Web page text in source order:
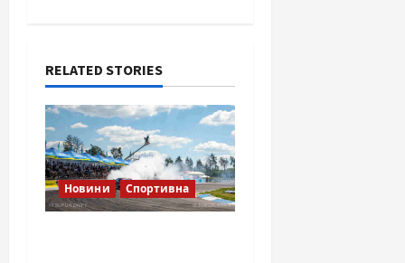
t
i
o
n
RELATED STORIES
Новини Спортивна